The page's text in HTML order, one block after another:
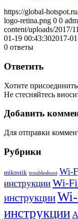
https://global-
logo-retina.png 0 0
content/uploads/2017/
01-19 00:43:302017-
0 ответы
Ответить
Хотите
Не стесняйтесь
Добавить
Для отправки
Рубрики
mikrotik troubleshoot Wi-
инструкцииWi-
инструкции
инструкции